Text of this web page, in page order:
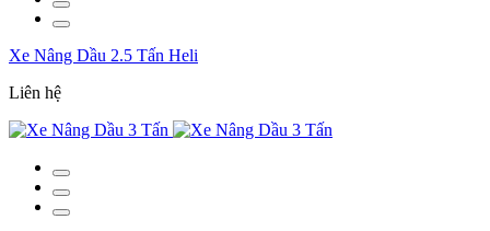
Xe Nâng Dầu 2.5 Tấn Heli
Liên hệ